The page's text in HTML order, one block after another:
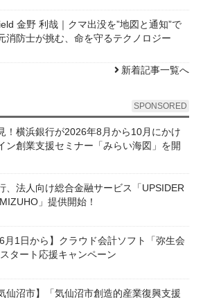
金野 利哉｜クマ出没を”地図と通知”で
消防士が挑む、命を守るテクノロジー
新着記事一覧へ
SPONSORED
！横浜銀行が2026年8月から10月にかけ
ン創業支援セミナー「みらい海図」を開
、法人向け総合金融サービス「UPSIDER
」提供開始！
6月1日から】クラウド会計ソフト「弥生会
タート応援キャンペーン
仙沼市】「気仙沼市創造的産業復興支援